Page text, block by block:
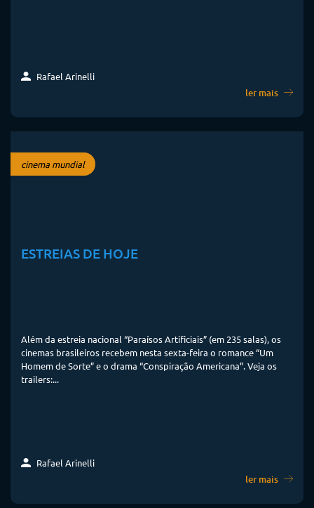
Rafael Arinelli
ler mais
cinema mundial
ESTREIAS DE HOJE
Além da estreia nacional “Paraísos Artificiais” (em 235 salas), os
cinemas brasileiros recebem nesta sexta-feira o romance “Um
Homem de Sorte” e o drama “Conspiração Americana”. Veja os
trailers:...
Rafael Arinelli
ler mais